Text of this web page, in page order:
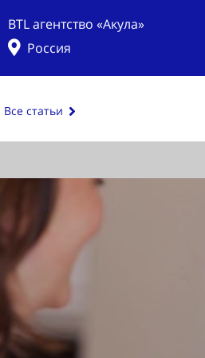
BTL агентство «Акула»
Россия
Все статьи